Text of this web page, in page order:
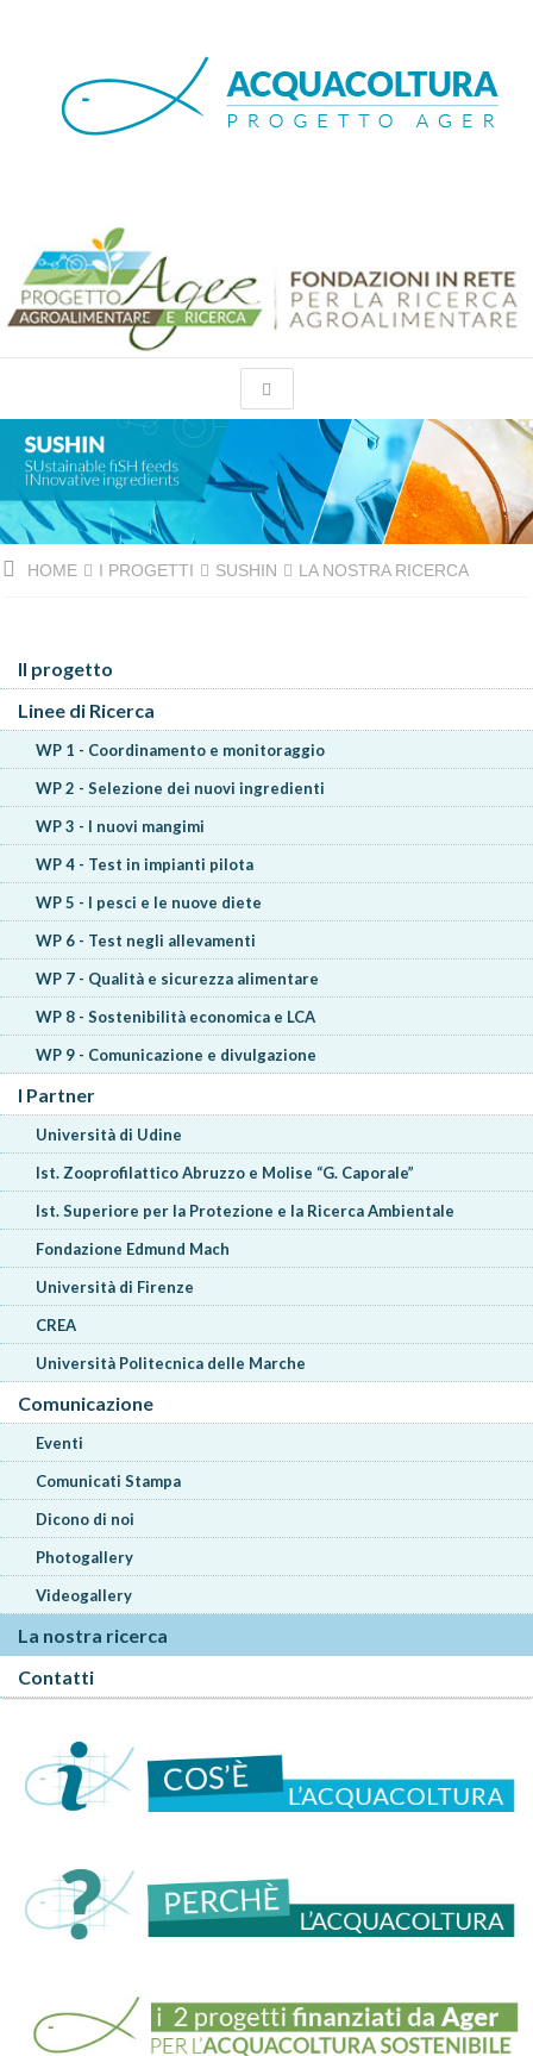
HOME I PROGETTI SUSHIN LA NOSTRA RICERCA
Il progetto
Linee di Ricerca
WP 1 - Coordinamento e monitoraggio
WP 2 - Selezione dei nuovi ingredienti
WP 3 - I nuovi mangimi
WP 4 - Test in impianti pilota
WP 5 - I pesci e le nuove diete
WP 6 - Test negli allevamenti
WP 7 - Qualità e sicurezza alimentare
WP 8 - Sostenibilità economica e LCA
WP 9 - Comunicazione e divulgazione
I Partner
Università di Udine
Ist. Zooprofilattico Abruzzo e Molise “G. Caporale”
Ist. Superiore per la Protezione e la Ricerca Ambientale
Fondazione Edmund Mach
Università di Firenze
CREA
Università Politecnica delle Marche
Comunicazione
Eventi
Comunicati Stampa
Dicono di noi
Photogallery
Videogallery
La nostra ricerca
Contatti